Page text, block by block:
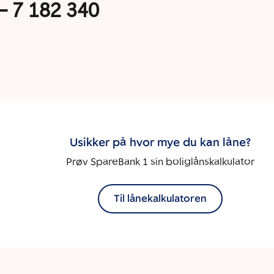
7 182 340
Usikker på hvor mye du kan låne?
Prøv SpareBank 1 sin boliglånskalkulator
Til lånekalkulatoren